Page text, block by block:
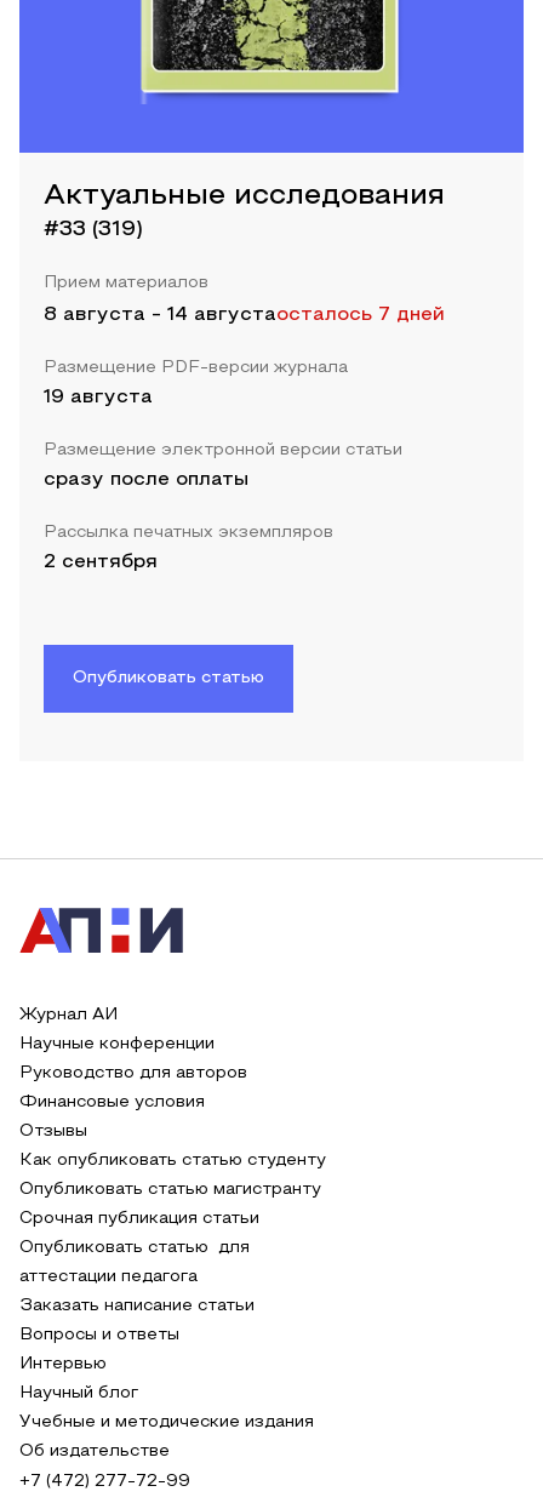
Актуальные исследования
#33 (319)
Прием материалов
8 августа - 14 августаосталось 7 дней
Размещение PDF-версии журнала
19 августа
Размещение электронной версии статьи
сразу после оплаты
Рассылка печатных экземпляров
2 сентября
Опубликовать статью
Журнал АИ
Научные конференции
Руководство для авторов
Финансовые условия
Отзывы
Как опубликовать статью студенту
Опубликовать статью магистранту
Срочная публикация статьи
Опубликовать статью для
аттестации педагога
Заказать написание статьи
Вопросы и ответы
Интервью
Научный блог
Учебные и методические издания
Об издательстве
+7 (472) 277-72-99